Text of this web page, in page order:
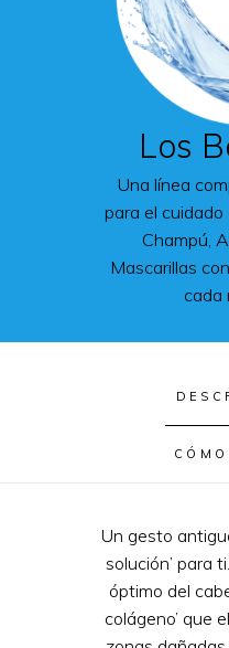
Los
Una línea
para el cuidado
Champú,
Mascarillas
cada
Un gesto
solución’ para
óptimo del
colágeno’ que